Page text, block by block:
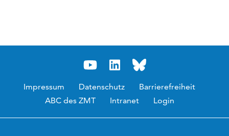
Impressum Datenschutz
Barrierefreiheit
ABC des ZMT
Intranet Login